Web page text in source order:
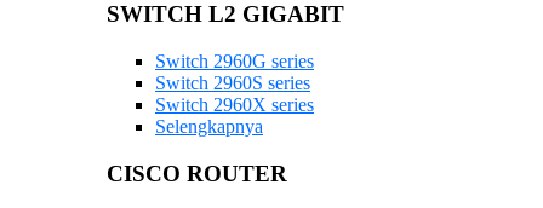
SWITCH L2 GIGABIT
Switch 2960G series
Switch 2960S series
Switch 2960X series
Selengkapnya
CISCO ROUTER